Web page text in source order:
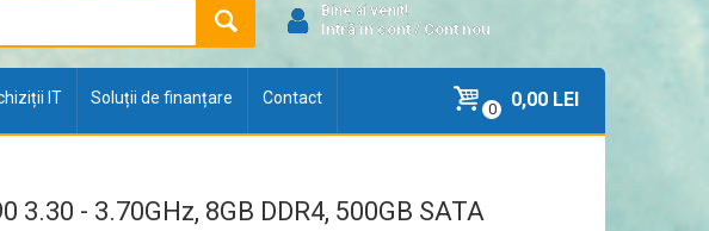
Bine ai venit!
Intră în cont / Cont nou
IT Soluții de finanțare Contact
0 0,00 LEI
- 3.70GHz, 8GB DDR4, 500GB SATA